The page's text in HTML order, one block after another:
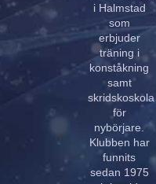
i Halmstad
som
erbjuder
träning i
konståkning
samt
skridskoskola
för
nybörjare.
Klubben har
funnits
sedan 1975